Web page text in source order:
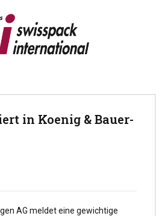
in Koenig & Bauer-
AG meldet eine gewichtige